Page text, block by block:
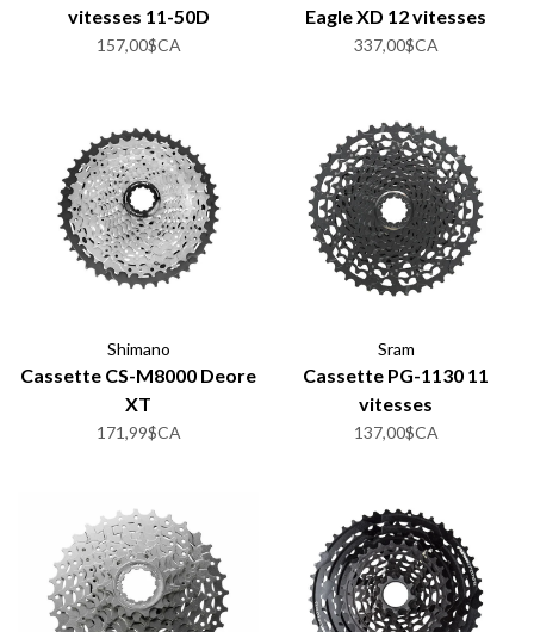
vitesses 11-50D
157,00$CA
Eagle XD 12 vitesses
337,00$CA
Shimano
Cassette CS-M8000 Deore
XT
171,99$CA
Sram
Cassette PG-1130 11
vitesses
137,00$CA